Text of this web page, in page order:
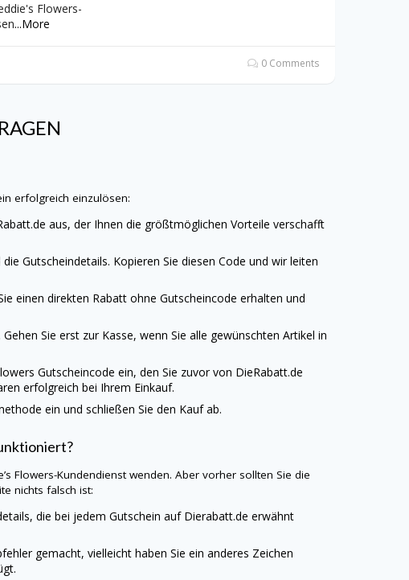
Flowers-
...More
0 Comments
erfolgreich einzulösen:
aus, der Ihnen die größtmöglichen Vorteile verschafft
Gutscheindetails. Kopieren Sie diesen Code und wir leiten
einen direkten Rabatt ohne Gutscheincode erhalten und
Sie erst zur Kasse, wenn Sie alle gewünschten Artikel in
Gutscheincode ein, den Sie zuvor von DieRabatt.de
erfolgreich bei Ihrem Einkauf.
ein und schließen Sie den Kauf ab.
Flowers-Kundendienst wenden. Aber vorher sollten Sie die
nichts falsch ist:
die bei jedem Gutschein auf Dierabatt.de erwähnt
gemacht, vielleicht haben Sie ein anderes Zeichen